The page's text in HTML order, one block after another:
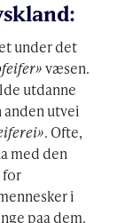
under det
væsen.
utdanne
utvei
. Ofte,
med den
for
i
paa dem.